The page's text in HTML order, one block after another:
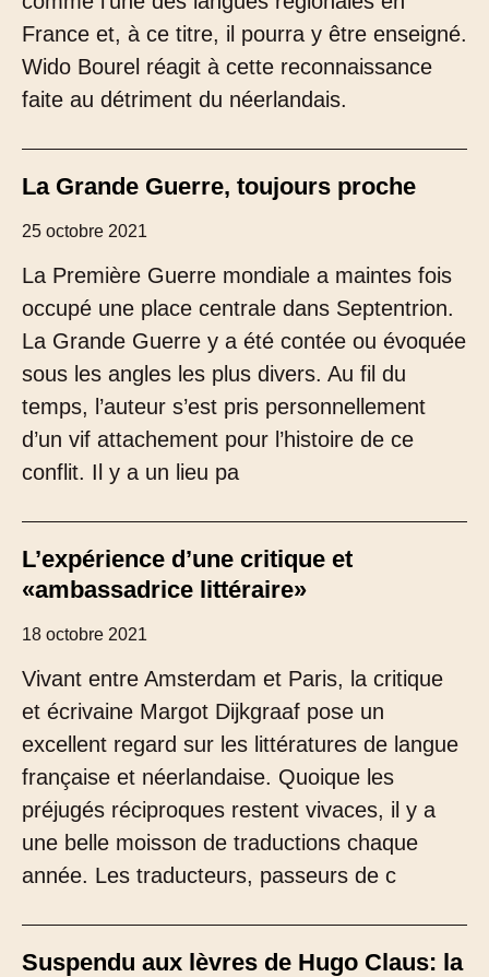
France et, à ce titre, il pourra y être enseigné.
Wido Bourel réagit à cette reconnaissance
faite au détriment du néerlandais.
La Grande Guerre, toujours proche
25 octobre 2021
La Première Guerre mondiale a maintes fois
occupé une place centrale dans Septentrion.
La Grande Guerre y a été contée ou évoquée
sous les angles les plus divers. Au fil du
temps, l’auteur s’est pris personnellement
d’un vif attachement pour l’histoire de ce
conflit. Il y a un lieu pa
L’expérience d’une critique et
«ambassadrice littéraire»
18 octobre 2021
Vivant entre Amsterdam et Paris, la critique
et écrivaine Margot Dijkgraaf pose un
excellent regard sur les littératures de langue
française et néerlandaise. Quoique les
préjugés réciproques restent vivaces, il y a
une belle moisson de traductions chaque
année. Les traducteurs, passeurs de c
Suspendu aux lèvres de Hugo Claus: la